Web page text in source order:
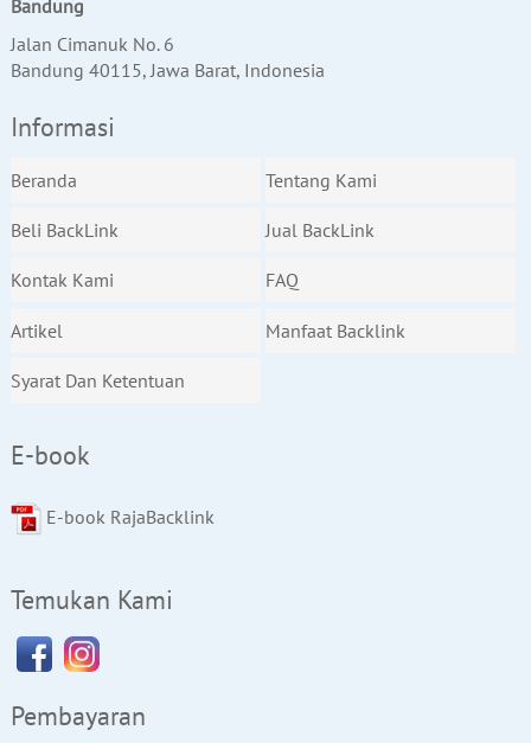
Bandung
Jalan Cimanuk No. 6
Bandung 40115, Jawa Barat, Indonesia
Informasi
Beranda Tentang Kami
Beli BackLink Jual BackLink
Kontak Kami FAQ
Artikel Manfaat Backlink
Syarat Dan Ketentuan
E-book
E-book RajaBacklink
Temukan Kami
Pembayaran